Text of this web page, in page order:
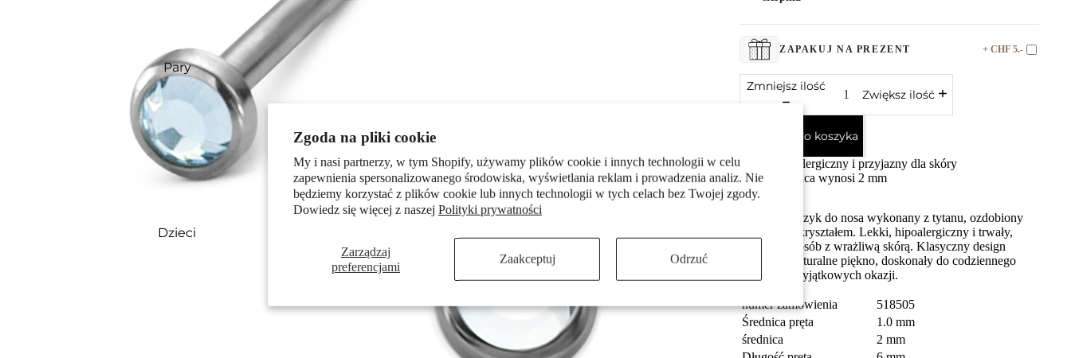
Zgoda na pliki cookie
My i nasi partnerzy, w tym Shopify, używamy plików cookie i innych technologii w celu
zapewnienia spersonalizowanego środowiska, wyświetlania reklam i prowadzenia analiz. Nie
będziemy korzystać z plików cookie lub innych technologii w tych celach bez Twojej zgody.
Dowiedz się więcej z naszej Polityki prywatności
Zarządzaj
preferencjami
Zaakceptuj Odrzuć
Pary
Dzieci
ZAPAKUJ NA PREZENT + CHF 5.-
Zmniejsz ilość
Zwiększ ilość
Dodaj do koszyka
Antyalergiczny i przyjazny dla skóry
Średnica wynosi 2 mm
Damski kolczyk do nosa wykonany z tytanu, ozdobiony
delikatnym kryształem. Lekki, hipoalergiczny i trwały,
idealny dla osób z wrażliwą skórą. Klasyczny design
podkreśla naturalne piękno, doskonały do codziennego
noszenia i wyjątkowych okazji.
numer zamówienia
518505
Średnica pręta
1.0 mm
średnica
2 mm